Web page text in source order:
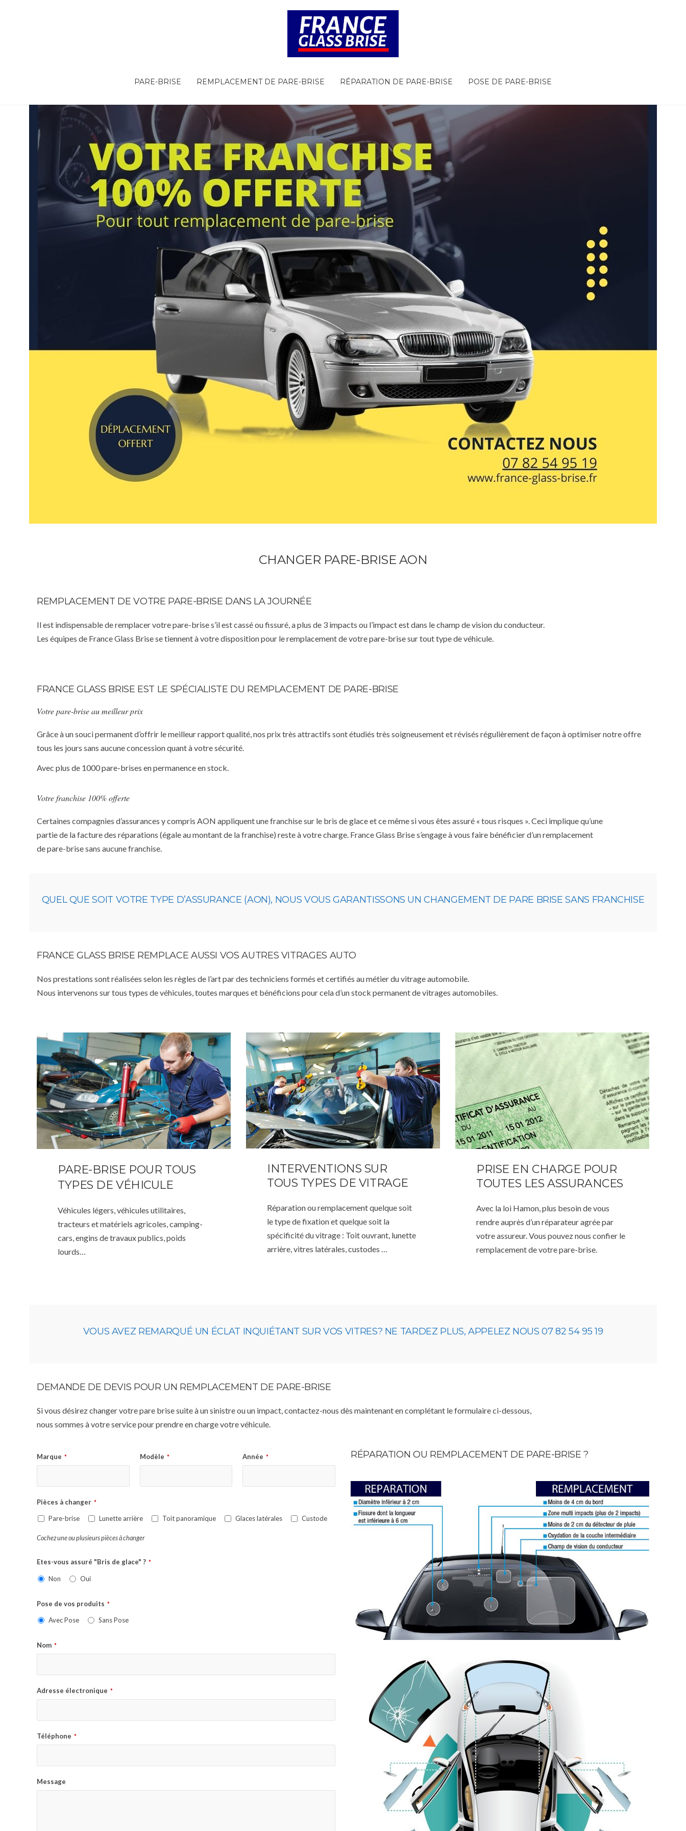
PARE-BRISE REMPLACEMENT DE PARE-BRISE RÉPARATION DE PARE-BRISE POSE DE PARE-BRISE
CHANGER PARE-BRISE AON
REMPLACEMENT DE VOTRE PARE-BRISE DANS LA JOURNÉE
Il est indispensable de remplacer votre pare-brise s’il est cassé ou fissuré, a plus de 3 impacts ou l’impact est dans le champ de vision du conducteur.
Les équipes de France Glass Brise se tiennent à votre disposition pour le remplacement de votre pare-brise sur tout type de véhicule.
FRANCE GLASS BRISE EST LE SPÉCIALISTE DU REMPLACEMENT DE PARE-BRISE
Votre pare-brise au meilleur prix
Grâce à un souci permanent d’offrir le meilleur rapport qualité, nos prix très attractifs sont étudiés très soigneusement et révisés régulièrement de façon à optimiser notre offre
tous les jours sans aucune concession quant à votre sécurité.
Avec plus de 1000 pare-brises en permanence en stock.
Votre franchise 100% offerte
Certaines compagnies d’assurances y compris AON appliquent une franchise sur le bris de glace et ce même si vous êtes assuré « tous risques ». Ceci implique qu’une
partie de la facture des réparations (égale au montant de la franchise) reste à votre charge. France Glass Brise s’engage à vous faire bénéficier d’un remplacement
de pare-brise sans aucune franchise.
QUEL QUE SOIT VOTRE TYPE D’ASSURANCE (AON), NOUS VOUS GARANTISSONS UN CHANGEMENT DE PARE BRISE SANS FRANCHISE
FRANCE GLASS BRISE REMPLACE AUSSI VOS AUTRES VITRAGES AUTO
Nos prestations sont réalisées selon les règles de l’art par des techniciens formés et certifiés au métier du vitrage automobile.
Nous intervenons sur tous types de véhicules, toutes marques et bénéficions pour cela d’un stock permanent de vitrages automobiles.
PARE-BRISE POUR TOUS
TYPES DE VÉHICULE
Véhicules légers, véhicules utilitaires,
tracteurs et matériels agricoles, camping-
cars, engins de travaux publics, poids
lourds…
INTERVENTIONS SUR
TOUS TYPES DE VITRAGE
Réparation ou remplacement quelque soit
le type de fixation et quelque soit la
spécificité du vitrage : Toit ouvrant, lunette
arrière, vitres latérales, custodes …
PRISE EN CHARGE POUR
TOUTES LES ASSURANCES
Avec la loi Hamon, plus besoin de vous
rendre auprès d’un réparateur agrée par
votre assureur. Vous pouvez nous confier le
remplacement de votre pare-brise.
VOUS AVEZ REMARQUÉ UN ÉCLAT INQUIÉTANT SUR VOS VITRES? NE TARDEZ PLUS, APPELEZ NOUS 07 82 54 95 19
DEMANDE DE DEVIS POUR UN REMPLACEMENT DE PARE-BRISE
Si vous désirez changer votre pare brise suite à un sinistre ou un impact, contactez-nous dès maintenant en complétant le formulaire ci-dessous,
nous sommes à votre service pour prendre en charge votre véhicule.
Marque * Modèle * Année *
Pièces à changer *
Pare-brise Lunette arrière Toit panoramique Glaces latérales Custode
Cochez une ou plusieurs pièces à changer
Etes-vous assuré "Bris de glace" ? *
Non Oui
Pose de vos produits *
Avec Pose Sans Pose
Nom *
Adresse électronique *
Téléphone *
Message
RÉPARATION OU REMPLACEMENT DE PARE-BRISE ?